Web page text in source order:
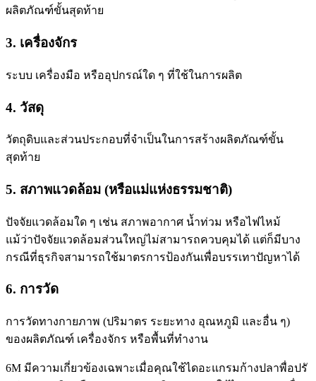
ผลิตภัณฑ์ขั้นสุดท้าย
3. เครื่องจักร
ระบบ เครื่องมือ หรืออุปกรณ์ใด ๆ ที่ใช้ในการผลิต
4. วัสดุ
วัตถุดิบและส่วนประกอบที่จำเป็นในการสร้างผลิตภัณฑ์ขั้น
สุดท้าย
5. สภาพแวดล้อม (หรือแม่แห่งธรรมชาติ)
ปัจจัยแวดล้อมใด ๆ เช่น สภาพอากาศ น้ำท่วม หรือไฟไหม้
แม้ว่าปัจจัยแวดล้อมส่วนใหญ่ไม่สามารถควบคุมได้ แต่ก็มีบาง
กรณีที่ธุรกิจสามารถใช้มาตรการป้องกันเพื่อบรรเทาปัญหาได้
6. การวัด
การวัดทางกายภาพ (ปริมาตร ระยะทาง อุณหภูมิ และอื่น ๆ)
ของผลิตภัณฑ์ เครื่องจักร หรือพื้นที่ทำงาน
6M มีความเกี่ยวข้องเฉพาะเมื่อคุณใช้ไดอะแกรมก้างปลาพื่อปรั